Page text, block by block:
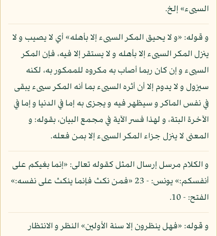
السيىء» إلخ.
و قوله: «و لا يحيق المكر السيىء إلا بأهله» أي لا يصيب و لا
ينزل المكر السيىء إلا بأهله و لا يستقر إلا فيه، فإن المكر
السيىء و إن كان ربما أصاب به مكروه للممكور به، لكنه
سيزول و لا يدوم إلا أن أثره السيىء بما أنه المكر سيىء يبقى
في نفس الماكر و سيظهر فيه و يجزى به إما في الدنيا و إما في
الآخرة البتة، و لهذا فسر الآية في مجمع البيان، بقوله: و
المعنى لا ينزل جزاء المكر السيىء إلا بمن فعله.
و الكلام مرسل إرسال المثل كقوله تعالى: «إنما بغيكم على
أنفسكم:» يونس: - 23 «فمن نكث فإنما ينكث على نفسه:»
الفتح: - 10.
و قوله: «فهل ينظرون إلا سنة الأولين» النظر و الانتظار